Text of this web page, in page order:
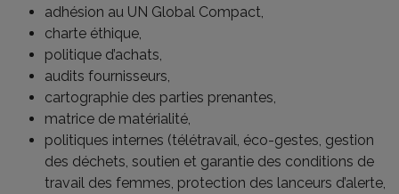
adhésion au UN Global Compact,
charte éthique,
politique d’achats,
audits fournisseurs,
cartographie des parties prenantes,
matrice de matérialité,
politiques internes (télétravail, éco-gestes, gestion
des déchets, soutien et garantie des conditions de
travail des femmes, protection des lanceurs d’alerte,